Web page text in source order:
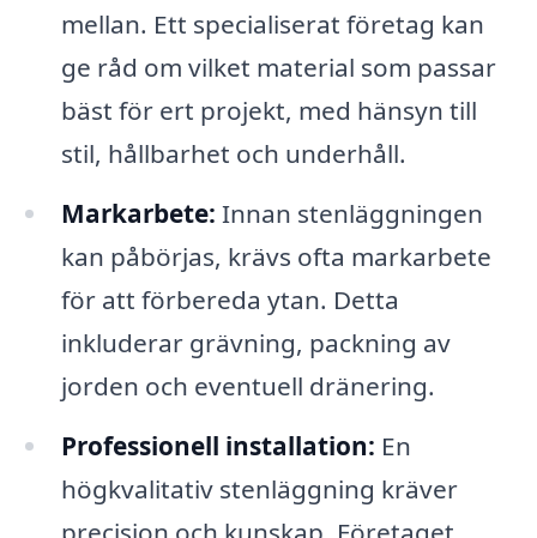
mellan. Ett specialiserat företag kan
ge råd om vilket material som passar
bäst för ert projekt, med hänsyn till
stil, hållbarhet och underhåll.
Markarbete: Innan stenläggningen
kan påbörjas, krävs ofta markarbete
för att förbereda ytan. Detta
inkluderar grävning, packning av
jorden och eventuell dränering.
Professionell installation: En
högkvalitativ stenläggning kräver